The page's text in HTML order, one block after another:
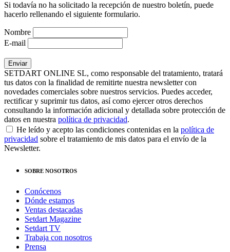
Si todavía no ha solicitado la recepción de nuestro boletín, puede
hacerlo rellenando el siguiente formulario.
Nombre
E-mail
SETDART ONLINE SL, como responsable del tratamiento, tratará
tus datos con la finalidad de remitirte nuestra newsletter con
novedades comerciales sobre nuestros servicios. Puedes acceder,
rectificar y suprimir tus datos, así como ejercer otros derechos
consultando la información adicional y detallada sobre protección de
datos en nuestra política de privacidad.
He leído y acepto las condiciones contenidas en la política de
privacidad sobre el tratamiento de mis datos para el envío de la
Newsletter.
SOBRE NOSOTROS
Conócenos
Dónde estamos
Ventas destacadas
Setdart Magazine
Setdart TV
Trabaja con nosotros
Prensa